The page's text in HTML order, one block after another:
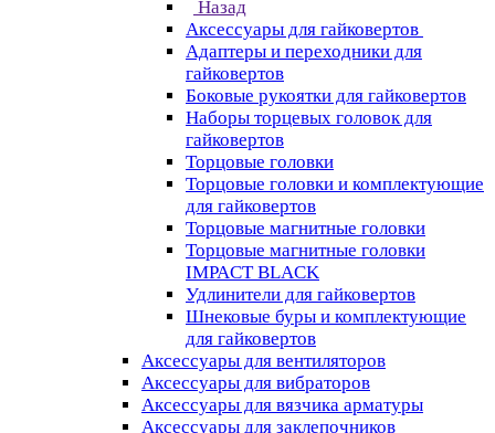
Назад
Аксессуары для гайковертов
Адаптеры и переходники для
гайковертов
Боковые рукоятки для гайковертов
Наборы торцевых головок для
гайковертов
Торцовые головки
Торцовые головки и комплектующие
для гайковертов
Торцовые магнитные головки
Торцовые магнитные головки
IMPACT BLACK
Удлинители для гайковертов
Шнековые буры и комплектующие
для гайковертов
Аксессуары для вентиляторов
Аксессуары для вибраторов
Аксессуары для вязчика арматуры
Аксессуары для заклепочников